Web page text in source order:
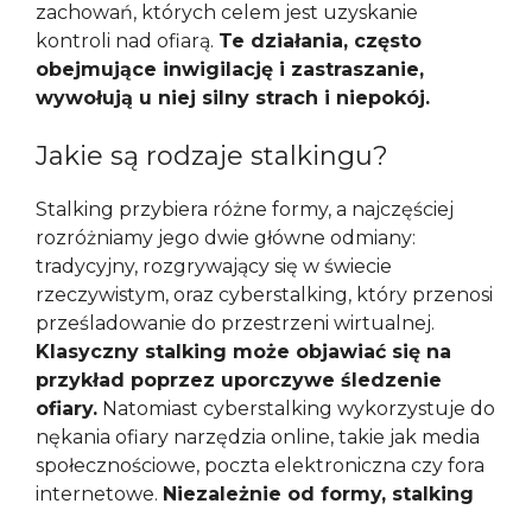
zachowań, których celem jest uzyskanie
kontroli nad ofiarą. Te działania, często
obejmujące inwigilację i zastraszanie,
wywołują u niej silny strach i niepokój.
Jakie są rodzaje stalkingu?
Stalking przybiera różne formy, a najczęściej
rozróżniamy jego dwie główne odmiany:
tradycyjny, rozgrywający się w świecie
rzeczywistym, oraz cyberstalking, który przenosi
prześladowanie do przestrzeni wirtualnej.
Klasyczny stalking może objawiać się na
przykład poprzez uporczywe śledzenie
ofiary. Natomiast cyberstalking wykorzystuje do
nękania ofiary narzędzia online, takie jak media
społecznościowe, poczta elektroniczna czy fora
internetowe. Niezależnie od formy, stalking